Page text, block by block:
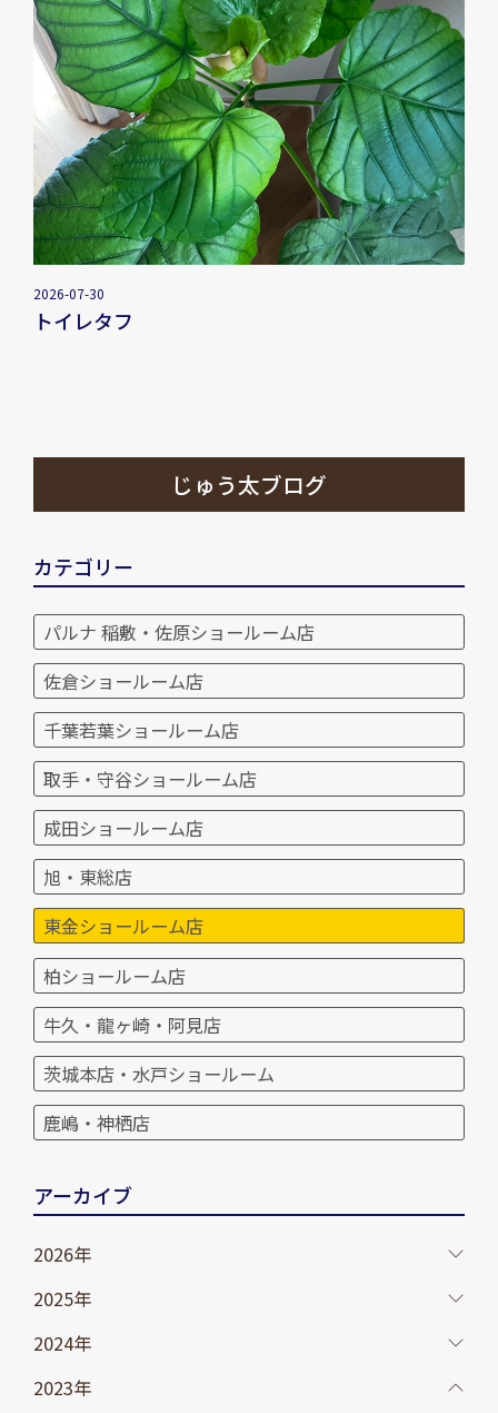
2026-07-30
トイレタフ
じゅう太ブログ
カテゴリー
パルナ 稲敷・佐原ショールーム店
佐倉ショールーム店
千葉若葉ショールーム店
取手・守谷ショールーム店
成田ショールーム店
旭・東総店
東金ショールーム店
柏ショールーム店
牛久・龍ヶ崎・阿見店
茨城本店・水戸ショールーム
鹿嶋・神栖店
アーカイブ
2026年
2025年
2024年
2023年